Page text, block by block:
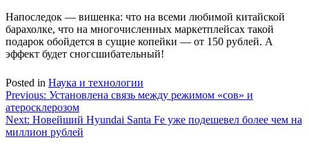
Напоследок — вишенка: что на всеми любимой китайской
барахолке, что на многочисленных маркетплейсах такой
подарок обойдется в сущие копейки — от 150 рублей. А
эффект будет сногсшибательный!
Posted in Наука и технологии
Навигация
по
записям
Previous: Установлена связь между режимом «сов» и
атеросклерозом
Next: Новейший Hyundai Santa Fe уже подешевел более чем на
миллион рублей